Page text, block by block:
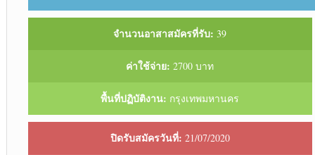
จำนวนอาสาสมัครที่รับ: 39
ค่าใช้จ่าย: 2700 บาท
พื้นที่ปฏิบัติงาน: กรุงเทพมหานคร
ปิดรับสมัครวันที่: 21/07/2020